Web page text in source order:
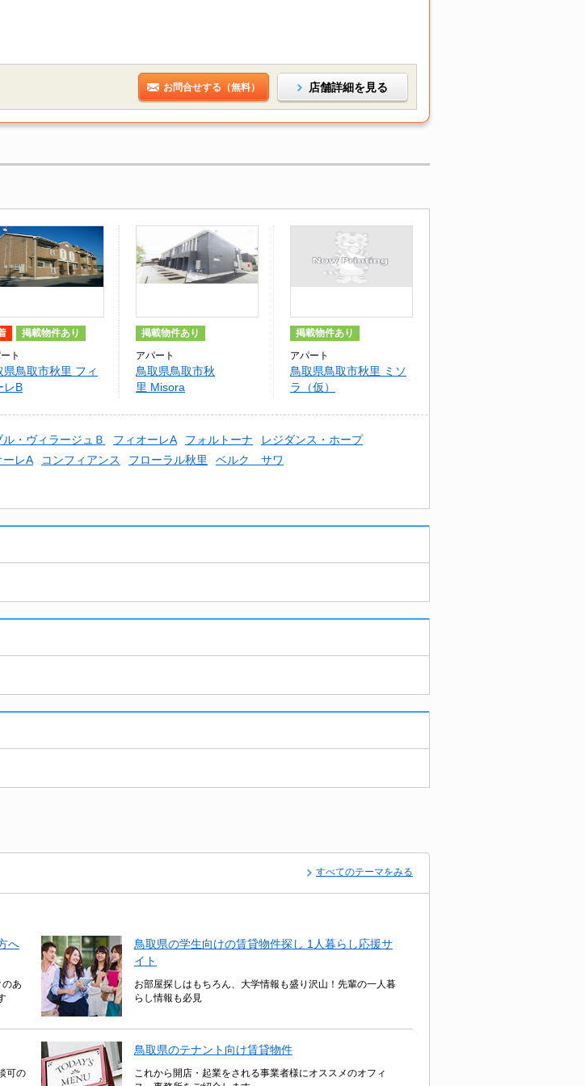
お問合せする（無料） 店舗詳細を見る
掲載物件あり
ト
県鳥取市秋里 フィ
レB
掲載物件あり
アパート
鳥取県鳥取市秋
里 Misora
掲載物件あり
アパート
鳥取県鳥取市秋里 ミソ
ラ（仮）
ル・ヴィラージュＢ フィオーレA フォルトーナ
レジダンス・ホープ
ーレA コンフィアンス フローラル秋里
ベルク サワ
すべてのテーマをみる
へ
あ
鳥取県の学生向けの賃貸物件探し 1人暮らし応援サ
イト
お部屋探しはもちろん、大学情報も盛り沢山！先輩の一人暮
らし情報も必見
可の
鳥取県のテナント向け賃貸物件
これから開店・起業をされる事業者様にオススメのオフィ